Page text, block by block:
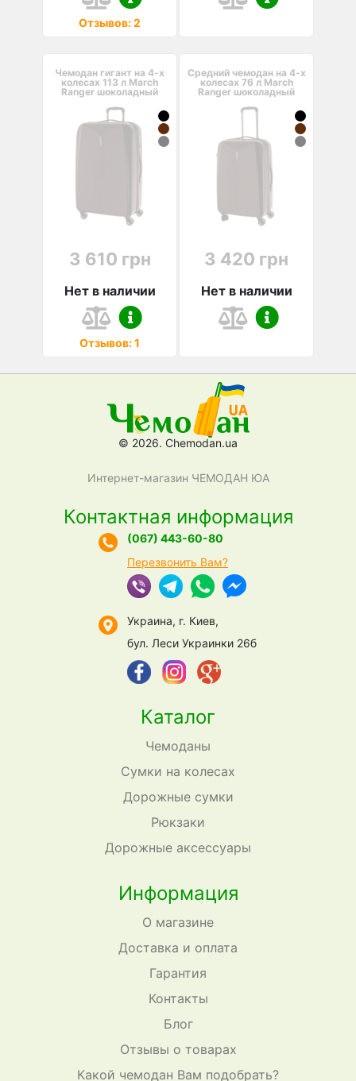
Отзывов: 2
Чемодан гигант на 4-х
колесах 113 л March
Ranger шоколадный
3 610 грн
Нет в наличии
Отзывов: 1
Средний чемодан на 4-х
колесах 76 л March
Ranger шоколадный
3 420 грн
Нет в наличии
© 2026. Chemodan.ua
Интернет-магазин ЧЕМОДАН ЮА
Каталог
Чемоданы
Сумки на колесах
Дорожные сумки
Рюкзаки
Дорожные аксессуары
Информация
О магазине
Доставка и оплата
Гарантия
Контакты
Блог
Отзывы о товарах
Какой чемодан Вам подобрать?
Контактная информация
(067) 443-60-80
Перезвонить Вам?
Украина, г. Киев,
бул. Леси Украинки 26б